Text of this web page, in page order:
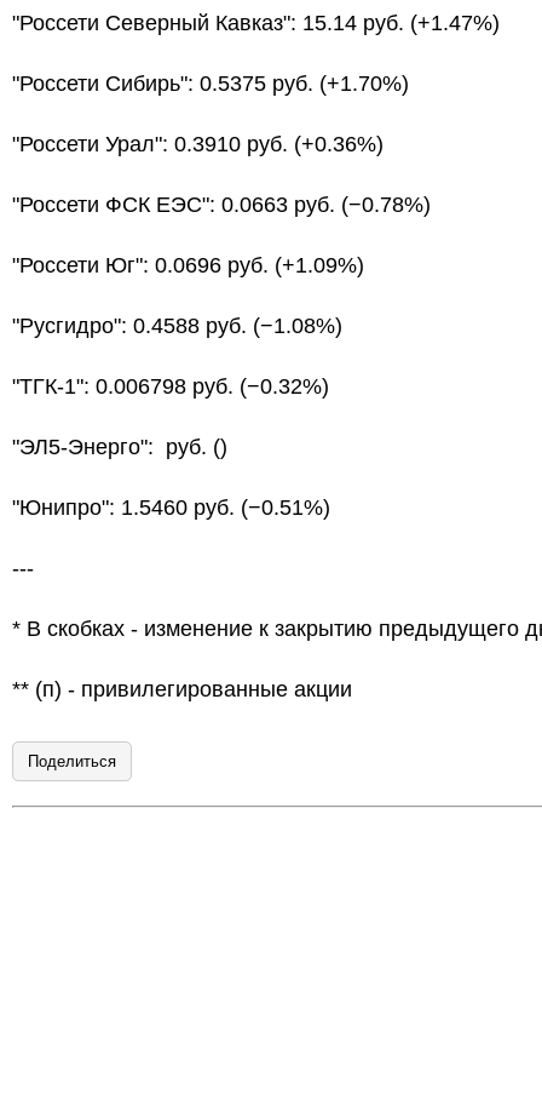
"Россети Северный Кавказ": 15.14 руб. (+1.47%)
"Россети Сибирь": 0.5375 руб. (+1.70%)
"Россети Урал": 0.3910 руб. (+0.36%)
"Россети ФСК ЕЭС": 0.0663 руб. (−0.78%)
"Россети Юг": 0.0696 руб. (+1.09%)
"Русгидро": 0.4588 руб. (−1.08%)
"ТГК-1": 0.006798 руб. (−0.32%)
"ЭЛ5-Энерго": руб. ()
"Юнипро": 1.5460 руб. (−0.51%)
---
* В скобках - изменение к закрытию предыдущего
** (п) - привилегированные акции
Поделиться